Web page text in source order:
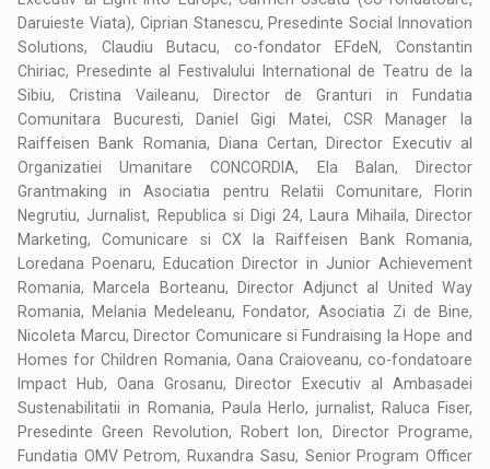
Daruieste Viata), Ciprian Stanescu, Presedinte Social Innovation
Solutions, Claudiu Butacu, co-fondator EFdeN, Constantin
Chiriac, Presedinte al Festivalului International de Teatru de la
Sibiu, Cristina Vaileanu, Director de Granturi in Fundatia
Comunitara Bucuresti, Daniel Gigi Matei, CSR Manager la
Raiffeisen Bank Romania, Diana Certan, Director Executiv al
Organizatiei Umanitare CONCORDIA, Ela Balan, Director
Grantmaking in Asociatia pentru Relatii Comunitare, Florin
Negrutiu, Jurnalist, Republica si Digi 24, Laura Mihaila, Director
Marketing, Comunicare si CX la Raiffeisen Bank Romania,
Loredana Poenaru, Education Director in Junior Achievement
Romania, Marcela Borteanu, Director Adjunct al United Way
Romania, Melania Medeleanu, Fondator, Asociatia Zi de Bine,
Nicoleta Marcu, Director Comunicare si Fundraising la Hope and
Homes for Children Romania, Oana Craioveanu, co-fondatoare
Impact Hub, Oana Grosanu, Director Executiv al Ambasadei
Sustenabilitatii in Romania, Paula Herlo, jurnalist, Raluca Fiser,
Presedinte Green Revolution, Robert Ion, Director Programe,
Fundatia OMV Petrom, Ruxandra Sasu, Senior Program Officer